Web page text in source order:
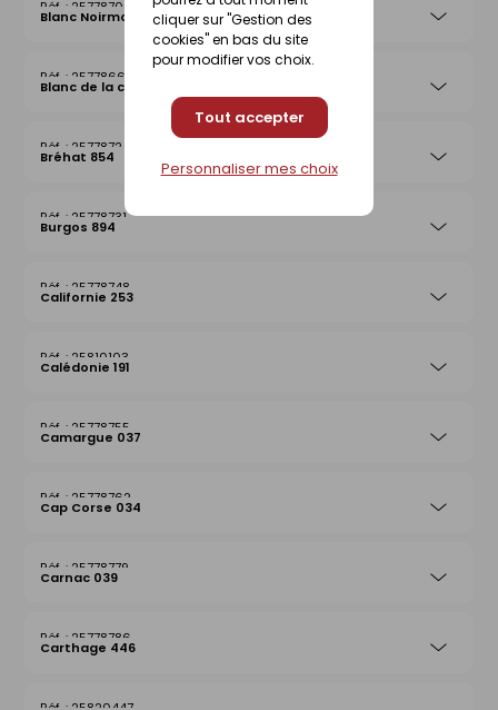
cliquer sur "Gestion des
cookies" en bas du site
pour modifier vos choix.
Tout accepter
Personnaliser mes choix
25778700
Blanc Noirmoutier 013
25778663
Blanc de la côte
25778724
Bréhat 854
25778731
Burgos 894
25778748
Californie 253
25810103
Calédonie 191
25778755
Camargue 037
25778762
Cap Corse 034
25778779
Carnac 039
25778786
Carthage 446